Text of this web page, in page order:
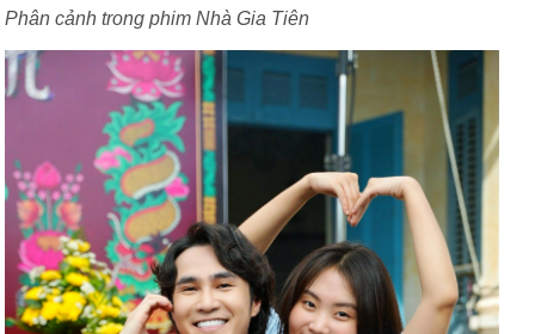
Phân cảnh trong phim Nhà Gia Tiên